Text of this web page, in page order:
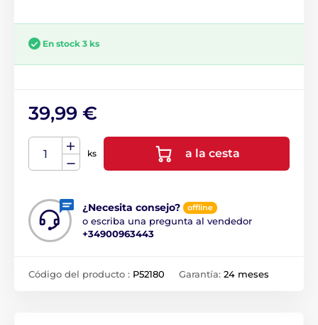
En stock 3 ks
39,99 €
ks a la cesta
¿Necesita consejo? offline
o escriba una pregunta al vendedor
+34900963443
Código del producto : P52180 Garantía: 24 meses